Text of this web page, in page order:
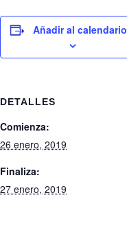
Añadir al calendario
DETALLES
Comienza:
26 enero, 2019
Finaliza:
27 enero, 2019